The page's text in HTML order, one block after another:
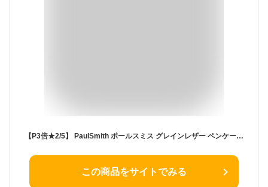
【P3倍★2/5】 PaulSmith ポールスミス グレインレザー ペンケース 筆箱 453009 P165 メンズ レディース ブランド 正規品 新品 ギフト バレンタイン プレゼント 男性 彼氏 誕生日
この商品をサイトでみる